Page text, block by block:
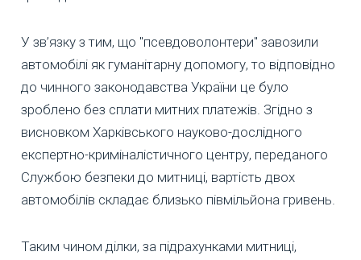
У зв’язку з тим, що "псевдоволонтери" завозили
автомобілі як гуманітарну допомогу, то відповідно
до чинного законодавства України це було
зроблено без сплати митних платежів. Згідно з
висновком Харківського науково-дослідного
експертно-криміналістичного центру, переданого
Службою безпеки до митниці, вартість двох
автомобілів складає близько півмільйона гривень.
Таким чином ділки, за підрахунками митниці,